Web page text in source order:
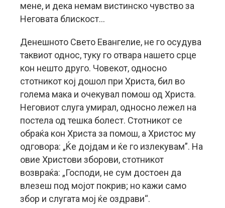
мене, и дека немам вистинско чувство за
Неговата блискост…
Денешното Свето Евангелие, не го осудува
таквиот однос, туку го отвара нашето срце
кон нешто друго. Човекот, односно
стотникот кој дошол при Христа, бил во
голема мака и очекувал помош од Христа.
Неговиот слуга умирал, односно лежел на
постела од тешка болест. Стотникот се
обраќа кон Христа за помош, а Христос му
одговора: „Ќе дојдам и ќе го излекувам”. На
овие Христови зборови, стотникот
возвраќа: „Господи, не сум достоен да
влезеш под мојот покрив; но кажи само
збор и слугата мој ќе оздрави“.